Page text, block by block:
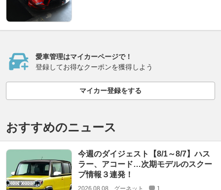
愛車管理はマイカーページで！
登録してお得なクーポンを獲得しよう
マイカー登録をする
おすすめのニュース
今週のダイジェスト【8/1～8/7】ハス
ラー、アコード…次期モデルのスクー
プ情報３連発！
2026.08.08 グーネット 1